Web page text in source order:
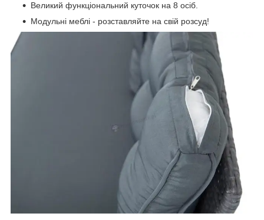
Великий функціональний куточок на 8 осіб.
Модульні меблі - розставляйте на свій розсуд!